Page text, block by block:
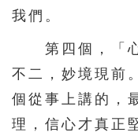
我們。
第四個，「心
不二，妙境現前
個從事上講的，
理，信心才真正